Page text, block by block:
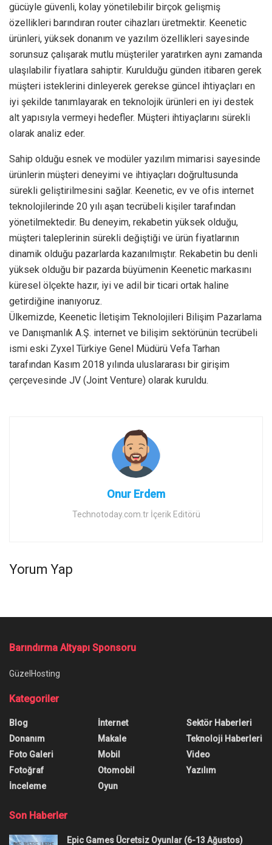
gücüyle güvenli, kolay yönetilebilir birçok gelişmiş
özellikleri barındıran router cihazları üretmektir. Keenetic
ürünleri, yüksek donanım ve yazılım özellikleri sayesinde
sorunsuz çalışarak mutlu müşteriler yaratırken aynı zamanda
ulaşılabilir fiyatlara sahiptir. Kurulduğu günden itibaren gerek
müşteri isteklerini dinleyerek gerekse güncel ihtiyaçları en
iyi şekilde tanımlayarak en teknolojik ürünleri en iyi destek
alt yapısıyla vermeyi hedefler. Müşteri ihtiyaçlarını sürekli
olarak analiz eder.
Sahip olduğu esnek ve modüler yazılım mimarisi sayesinde
ürünlerin müşteri deneyimi ve ihtiyaçları doğrultusunda
sürekli geliştirilmesini sağlar. Keenetic, ev ve ofis internet
teknolojilerinde 20 yılı aşan tecrübeli kişiler tarafından
yönetilmektedir. Bu deneyim, rekabetin yüksek olduğu,
müşteri taleplerinin sürekli değiştiği ve ürün fiyatlarının
dinamik olduğu pazarlarda kazanılmıştır. Rekabetin bu denli
yüksek olduğu bir pazarda büyümenin Keenetic markasını
küresel ölçekte hazır, iyi ve adil bir ticari ortak haline
getirdiğine inanıyoruz.
Ülkemizde, Keenetic İletişim Teknolojileri Bilişim Pazarlama
ve Danışmanlık A.Ş. internet ve bilişim sektörünün tecrübeli
ismi eski Zyxel Türkiye Genel Müdürü Vefa Tarhan
tarafından Kasım 2018 yılında uluslararası bir girişim
çerçevesinde JV (Joint Venture) olarak kuruldu.
Onur Erdem
Technotoday.com.tr İçerik Editörü
Yorum Yap
Turkcell TV+ Yeni Bir Çağ
Başlattı
TV+, Türkiye'nin dijital içerik platformu, TV+'ın
akıllı televizyona dönüşmesini sağlayan Turkcell
TV+ PRO ürünüyle platform yayıncılığında yeni bir